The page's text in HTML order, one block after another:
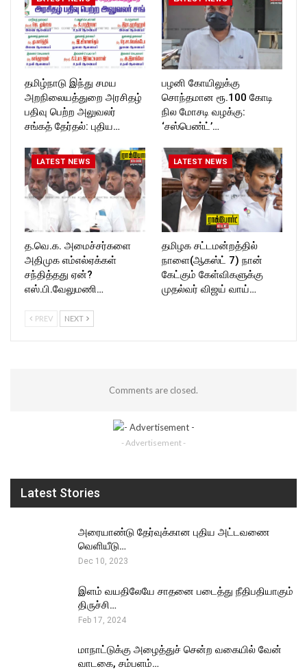
தமிழ்நாடு இந்து சமய
அறநிலையத்துறை அரசிதழ்
பதிவு பெற்ற அலுவலர்
சங்கத் தேர்தல்: புதிய…
பழனி கோயிலுக்கு
சொந்தமான ரூ.100 கோடி
நில மோசடி வழக்கு:
‘சஸ்பெண்ட்’…
LATEST NEWS
த.வெ.க. அமைச்சர்களை
அதிமுக எம்எல்ஏக்கள்
சந்தித்தது ஏன்?
எஸ்.பி.வேலுமணி…
LATEST NEWS
தமிழக சட்டமன்றத்தில்
நாளை(ஆகஸ்ட் 7) நான்
கேட்கும் கேள்விகளுக்கு
முதல்வர் விஜய் வாய்…
PREV NEXT
Comments are closed.
- Advertisement -
Latest Stories
அரையாண்டு தேர்வுக்கான புதிய அட்டவணை
வெளியீடு…
Dec 10, 2023
இளம் வயதிலேயே சாதனை படைத்து நீதிபதியாகும்
திருச்சி…
Feb 17, 2024
மாநாட்டுக்கு அழைத்துச் சென்ற வகையில் வேன்
வாடகை, சம்பளம்…